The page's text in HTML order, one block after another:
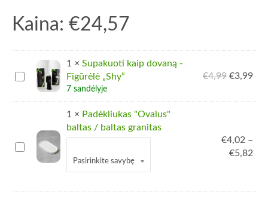
Kaina: €24,57
Supakuoti
dovaną
Figūrėlė
„Shy”
1 × Supakuoti kaip dovaną -
Figūrėlė „Shy”
7 sandėlyje
€4,99 Pradinė
buvo:
€3,99
yra:
Padėkliukas
"Ovalus"
1 × Padėkliukas "Ovalus"
baltas / baltas granitas
€4,02 –
€5,82